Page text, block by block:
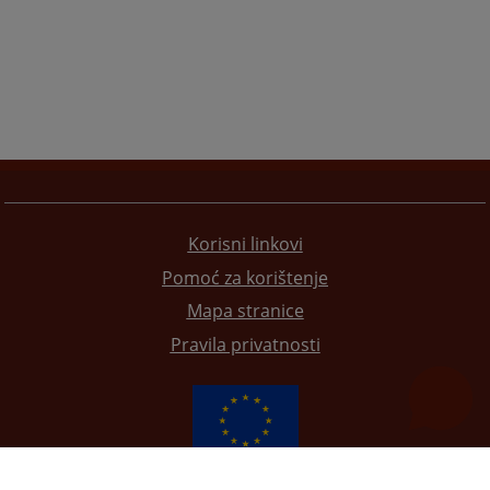
Korisni linkovi
Pomoć za korištenje
Mapa stranice
Pravila privatnosti